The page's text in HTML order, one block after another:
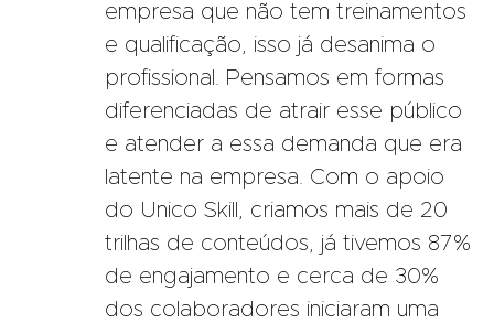
empresa que não tem treinamentos
e qualificação, isso já desanima o
profissional. Pensamos em formas
diferenciadas de atrair esse público
e atender a essa demanda que era
latente na empresa. Com o apoio
do Unico Skill, criamos mais de 20
trilhas de conteúdos, já tivemos 87%
de engajamento e cerca de 30%
dos colaboradores iniciaram uma